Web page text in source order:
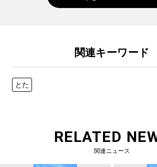
関連キーワード
とた
RELATED
関連ニュース